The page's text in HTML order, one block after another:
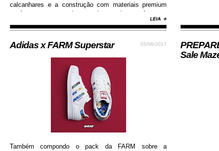
calcanhares e a construção com materiais premium
conferem ao sneaker muito mais conforto e
durabilidade, além de contar com colorway estilosa e
moderna...
05/06/2017
Adidas x FARM Superstar
Também compondo o pack da FARM sobre a
Sale